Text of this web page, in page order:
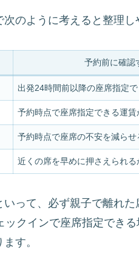
のように考えると整理し
予約前に確認
出発24時間前以降の座席指定
予約時点で座席指定できる運賃
予約時点で座席の不安を減らせ
近くの席を早めに押さえられる
って、必ず親子で離れ
クインで座席指定できる
す。